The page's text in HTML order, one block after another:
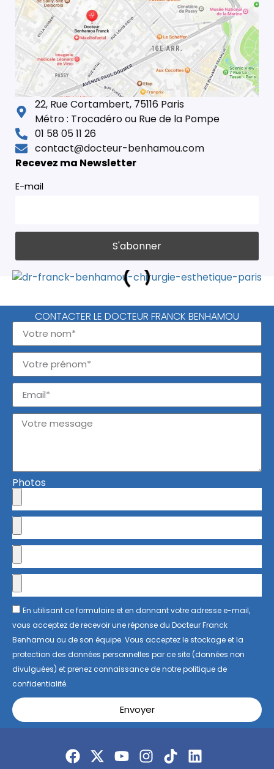
22, Rue Cortambert, 75116 Paris
Métro : Trocadéro ou Rue de la Pompe
01 58 05 11 26
contact@docteur-benhamou.com
Recevez ma Newsletter
E-mail
CONTACTER LE DOCTEUR FRANCK BENHAMOU
Photos
En utilisant ce formulaire et en donnant votre adresse e-mail,
vous acceptez de recevoir une réponse du Docteur Franck
Benhamou ou de son équipe. Vous acceptez le stockage et la
protection des données personnelles par ce site (données non
divulguées) et prenez connaissance de notre politique de
confidentialité.
Envoyer